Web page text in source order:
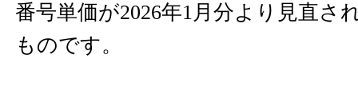
番号単価が2026年1月分より見直さ
ものです。